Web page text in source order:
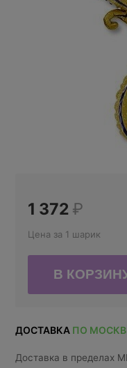
1 372 ₽
Цена за 1 шарик
ДОСТАВКА ПО
Доставка в пределах